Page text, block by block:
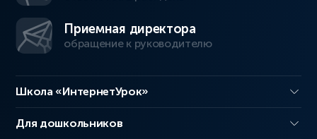
Приемная директора
обращение к руководителю
Школа «ИнтернетУрок»
Для дошкольников